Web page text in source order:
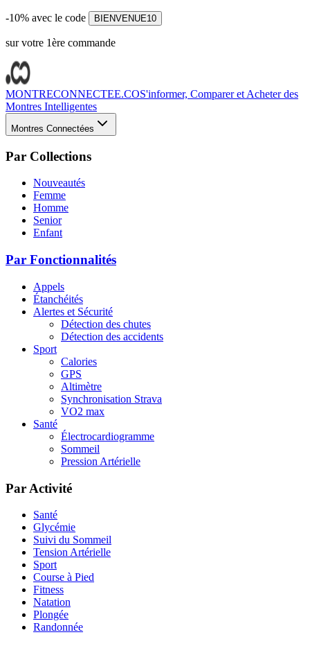
-10% avec le code BIENVENUE10
sur votre 1ère commande
MONTRECONNECTEE.COS'informer, Comparer et Acheter des
Montres Intelligentes
Montres Connectées
Par Collections
Nouveautés
Femme
Homme
Senior
Enfant
Par Fonctionnalités
Appels
Étanchéités
Alertes et Sécurité
Détection des chutes
Détection des accidents
Sport
Calories
GPS
Altimètre
Synchronisation Strava
VO2 max
Santé
Électrocardiogramme
Sommeil
Pression Artérielle
Par Activité
Santé
Glycémie
Suivi du Sommeil
Tension Artérielle
Sport
Course à Pied
Fitness
Natation
Plongée
Randonnée